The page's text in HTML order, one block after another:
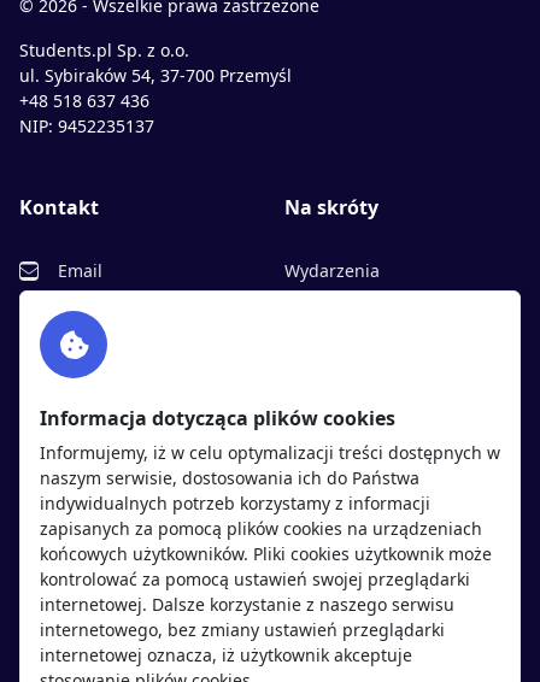
© 2026 - Wszelkie prawa zastrzeżone
Students.pl Sp. z o.o.
ul. Sybiraków 54, 37-700 Przemyśl
+48 518 637 436
NIP: 9452235137
Kontakt
Email
Facebook
Twitter
Na skróty
Wydarzenia
Polityka cookies
Polityka prywatności
Kandydaci
Regulamin kandydata
Oferty pracy
Pracodawcy
Pracodawcy
Regulamin pracodawcy
Dodaj ogłoszenie
Informacja dotycząca plików cookies
Informujemy, iż w celu optymalizacji treści dostępnych w
naszym serwisie, dostosowania ich do Państwa
indywidualnych potrzeb korzystamy z informacji
zapisanych za pomocą plików cookies na urządzeniach
końcowych użytkowników. Pliki cookies użytkownik może
kontrolować za pomocą ustawień swojej przeglądarki
internetowej. Dalsze korzystanie z naszego serwisu
internetowego, bez zmiany ustawień przeglądarki
internetowej oznacza, iż użytkownik akceptuje